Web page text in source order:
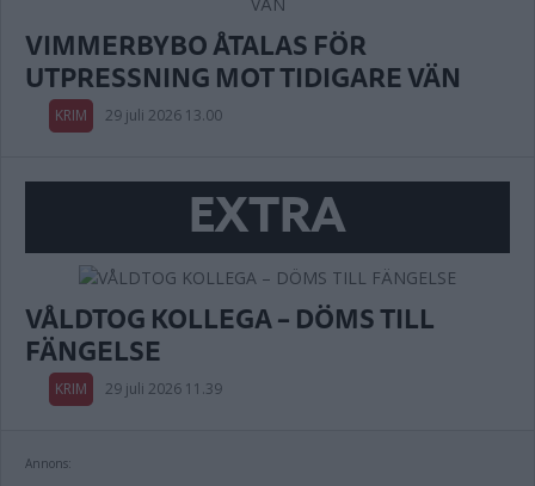
VIMMERBYBO ÅTALAS FÖR
UTPRESSNING MOT TIDIGARE VÄN
KRIM 29 juli 2026 13.00
EXTRA
VÅLDTOG KOLLEGA – DÖMS TILL
FÄNGELSE
KRIM 29 juli 2026 11.39
Annons: